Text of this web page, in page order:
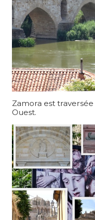
Zamora est
Ouest.